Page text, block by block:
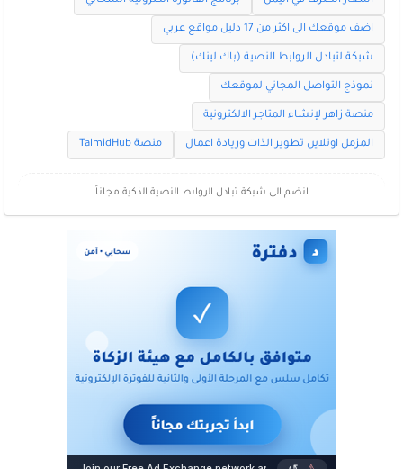
اضف موقعك الى اكثر من 17 دليل مواقع عربي
شبكة لتبادل الروابط النصية (باك لينك)
نموذج التواصل المجاني لموقعك
منصة زاهر لإنشاء المتاجر الالكترونية
المزمل اونلاين تطوير الذات وريادة اعمال منصة TalmidHub
انضم الى شبكة تبادل الروابط النصية الذكية مجاناً